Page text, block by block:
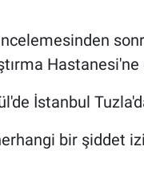
İstanbul
bir şiddet